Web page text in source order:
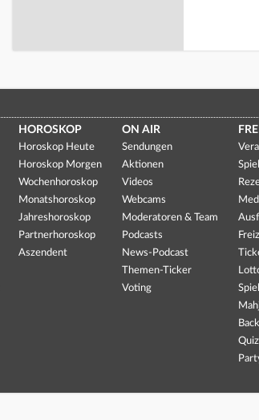
HOROSKOP
Horoskop Heute
Horoskop Morgen
Wochenhoroskop
Monatshoroskop
Jahreshoroskop
Partnerhoroskop
Aszendent
ON AIR
Sendungen
Aktionen
Videos
Webcams
Moderatoren & Team
Podcasts
News-Podcast
Themen-Ticker
Voting
Quiz